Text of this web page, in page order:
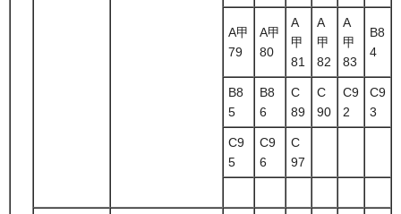
A甲
79
A甲
80
A
甲
81
A
甲
82
A
甲
83
B8
4
B8
5
B8
6
C
89
C
90
C9
2
C9
3
C9
5
C9
6
C
97